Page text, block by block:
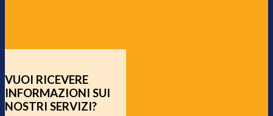
VUOI RICEVERE
INFORMAZIONI SUI
NOSTRI SERVIZI?